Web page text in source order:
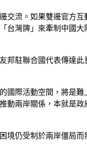
交流。如果雙邊官方
灣牌」來牽制中國
邦駐聯合國代表傳達
國際活動空間，將是
兩岸關係，本就是
境仍受制於兩岸僵局而